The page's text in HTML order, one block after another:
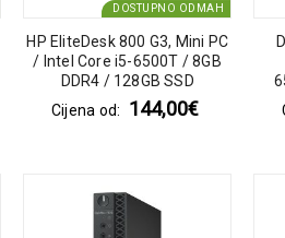
DOSTUPNO ODMAH
HP EliteDesk 800 G3, Mini PC
/ Intel Core i5-6500T / 8GB
DDR4 / 128GB SSD
Cijena od:
144,00€